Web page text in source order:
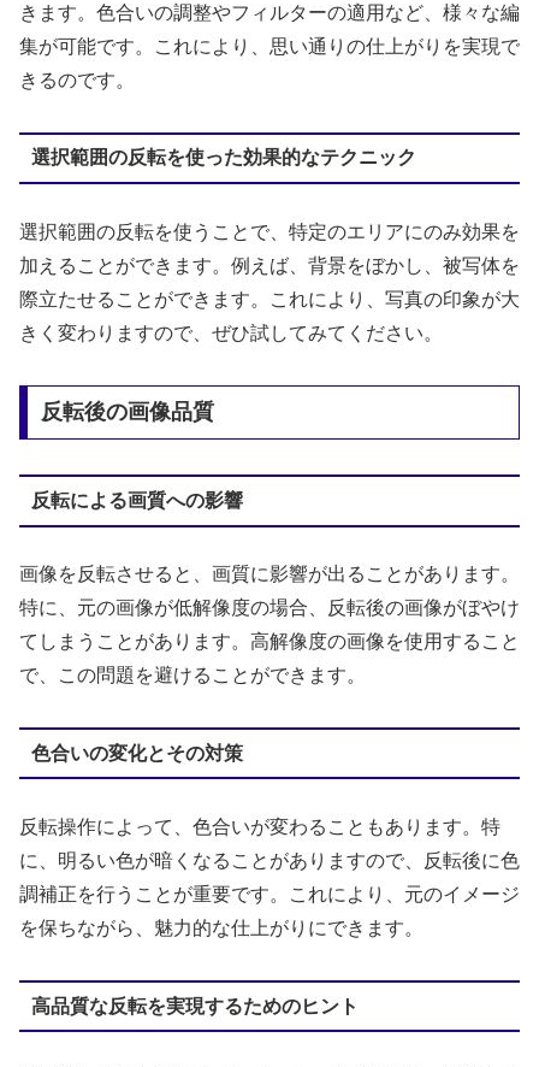
きます。色合いの調整やフィルターの適用など、様々な編
集が可能です。これにより、思い通りの仕上がりを実現で
きるのです。
選択範囲の反転を使った効果的なテクニック
選択範囲の反転を使うことで、特定のエリアにのみ効果を
加えることができます。例えば、背景をぼかし、被写体を
際立たせることができます。これにより、写真の印象が大
きく変わりますので、ぜひ試してみてください。
反転後の画像品質
反転による画質への影響
画像を反転させると、画質に影響が出ることがあります。
特に、元の画像が低解像度の場合、反転後の画像がぼやけ
てしまうことがあります。高解像度の画像を使用すること
で、この問題を避けることができます。
色合いの変化とその対策
反転操作によって、色合いが変わることもあります。特
に、明るい色が暗くなることがありますので、反転後に色
調補正を行うことが重要です。これにより、元のイメージ
を保ちながら、魅力的な仕上がりにできます。
高品質な反転を実現するためのヒント